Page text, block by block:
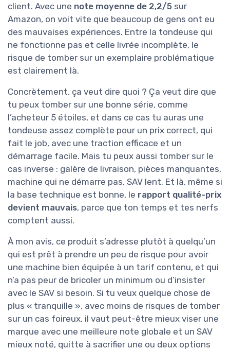
client. Avec une note moyenne de 2,2/5 sur
Amazon, on voit vite que beaucoup de gens ont eu
des mauvaises expériences. Entre la tondeuse qui
ne fonctionne pas et celle livrée incomplète, le
risque de tomber sur un exemplaire problématique
est clairement là.
Concrètement, ça veut dire quoi ? Ça veut dire que
tu peux tomber sur une bonne série, comme
l’acheteur 5 étoiles, et dans ce cas tu auras une
tondeuse assez complète pour un prix correct, qui
fait le job, avec une traction efficace et un
démarrage facile. Mais tu peux aussi tomber sur le
cas inverse : galère de livraison, pièces manquantes,
machine qui ne démarre pas, SAV lent. Et là, même si
la base technique est bonne, le rapport qualité-prix
devient mauvais, parce que ton temps et tes nerfs
comptent aussi.
À mon avis, ce produit s’adresse plutôt à quelqu’un
qui est prêt à prendre un peu de risque pour avoir
une machine bien équipée à un tarif contenu, et qui
n’a pas peur de bricoler un minimum ou d’insister
avec le SAV si besoin. Si tu veux quelque chose de
plus « tranquille », avec moins de risques de tomber
sur un cas foireux, il vaut peut-être mieux viser une
marque avec une meilleure note globale et un SAV
mieux noté, quitte à sacrifier une ou deux options